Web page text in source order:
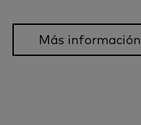
Más información